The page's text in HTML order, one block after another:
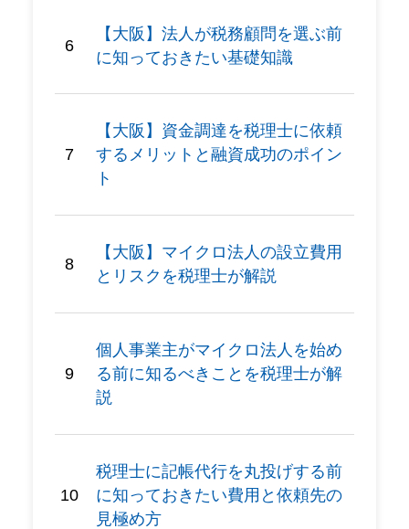
【大阪】法人が税務顧問を選ぶ前
に知っておきたい基礎知識
【大阪】資金調達を税理士に依頼
するメリットと融資成功のポイン
ト
【大阪】マイクロ法人の設立費用
とリスクを税理士が解説
個人事業主がマイクロ法人を始め
る前に知るべきことを税理士が解
説
税理士に記帳代行を丸投げする前
に知っておきたい費用と依頼先の
見極め方